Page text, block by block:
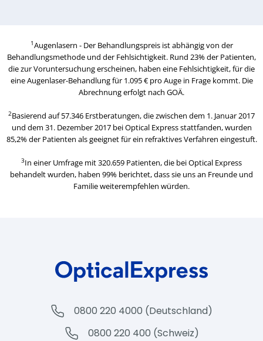
1Augenlasern - Der Behandlungspreis ist abhängig von der
Behandlungsmethode und der Fehlsichtigkeit. Rund 23% der Patienten,
die zur Voruntersuchung erscheinen, haben eine Fehlsichtigkeit, für die
eine Augenlaser-Behandlung für 1.095 € pro Auge in Frage kommt. Die
Abrechnung erfolgt nach GOÄ.
2Basierend auf 57.346 Erstberatungen, die zwischen dem 1. Januar 2017
und dem 31. Dezember 2017 beiOptical Expressstattfanden, wurden
85,2% der Patienten als geeignet für ein refraktives Verfahren eingestuft.
3In einer Umfrage mit 320.659 Patienten, die beiOptical Express
behandelt wurden, haben 99% berichtet, dass sie uns an Freunde und
Familie weiterempfehlen würden.
0800 220 4000 (Deutschland)
0800 220 400 (Schweiz)